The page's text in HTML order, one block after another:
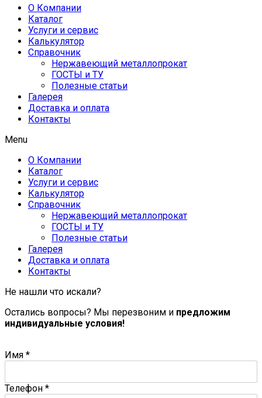
О Компании
Каталог
Услуги и сервис
Калькулятор
Справочник
Нержавеющий металлопрокат
ГОСТЫ и ТУ
Полезные статьи
Галерея
Доставка и оплата
Контакты
Menu
О Компании
Каталог
Услуги и сервис
Калькулятор
Справочник
Нержавеющий металлопрокат
ГОСТЫ и ТУ
Полезные статьи
Галерея
Доставка и оплата
Контакты
Не нашли что искали?
Остались вопросы? Мы перезвоним и предложим
индивидуальные условия!
Имя *
Телефон *